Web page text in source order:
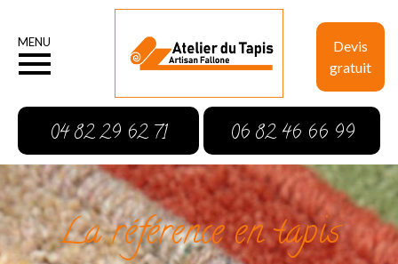
Devis
gratuit
MENU
04 82 29 62 71 06 82 46 66 99
La référence en tapis